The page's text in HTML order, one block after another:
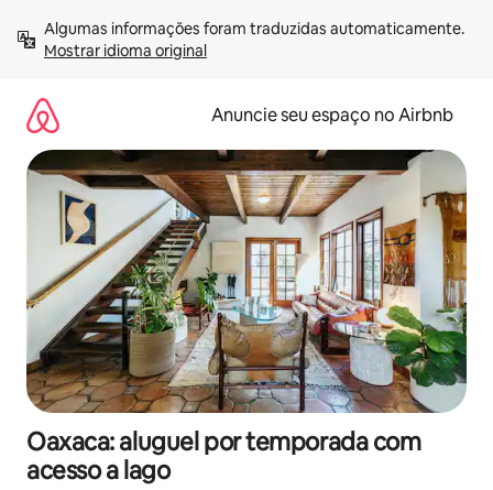
para
Mostrar idioma original
Anuncie seu espaço no Airbnb
Oaxaca: aluguel por temporada com
acesso a lago